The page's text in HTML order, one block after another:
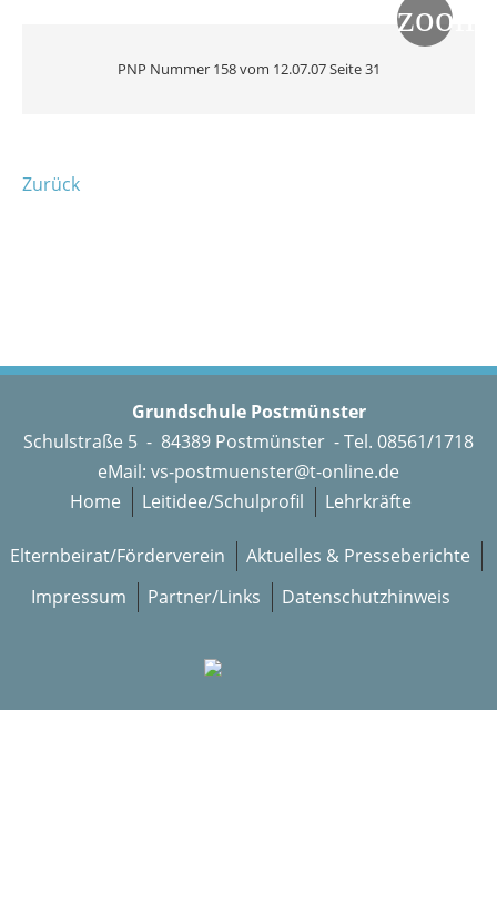
PNP Nummer 158 vom 12.07.07 Seite 31
Zurück
Grundschule Postmünster
Schulstraße 5 - 84389 Postmünster - Tel. 08561/1718
eMail: vs-postmuenster@t-online.de
Home
Leitidee/Schulprofil Lehrkräfte
Elternbeirat/Förderverein
Aktuelles & Presseberichte
Impressum
Partner/Links Datenschutzhinweis